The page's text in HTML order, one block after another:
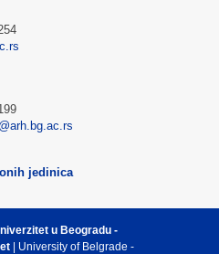
jedinica
u Beogradu -
| University of Belgrade -